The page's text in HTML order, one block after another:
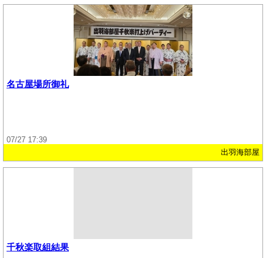
名古屋場所御礼
07/27 17:39
出羽海部屋
千秋楽取組結果